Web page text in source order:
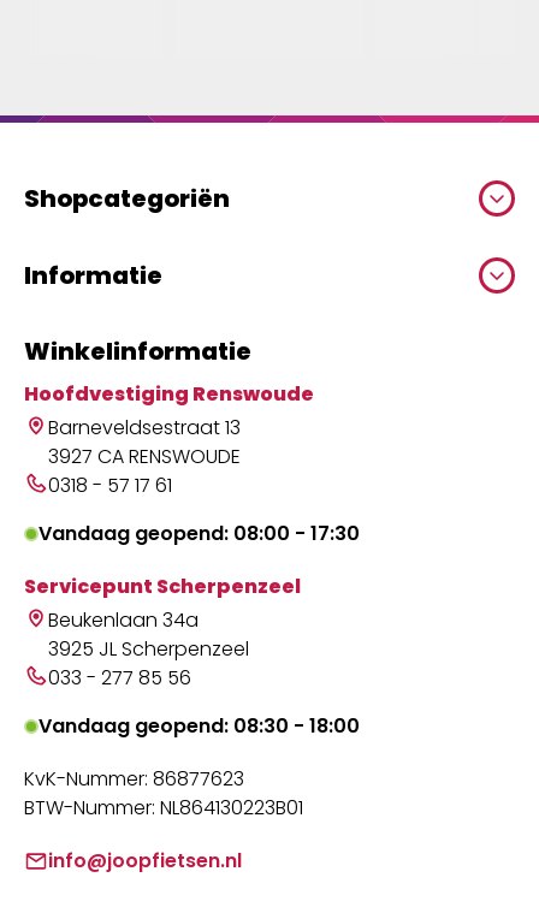
Shopcategoriën
Informatie
Winkelinformatie
Hoofdvestiging Renswoude
Barneveldsestraat 13
3927 CA RENSWOUDE
0318 - 57 17 61
Vandaag geopend: 08:00 - 17:30
Servicepunt Scherpenzeel
Beukenlaan 34a
3925 JL Scherpenzeel
033 - 277 85 56
Vandaag geopend: 08:30 - 18:00
KvK-Nummer: 86877623
BTW-Nummer: NL864130223B01
info@joopfietsen.nl